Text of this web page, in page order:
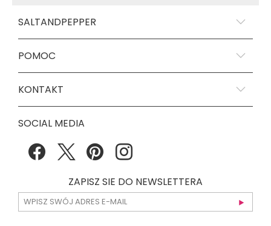
SALTANDPEPPER
POMOC
KONTAKT
SOCIAL MEDIA
ZAPISZ SIE DO NEWSLETTERA